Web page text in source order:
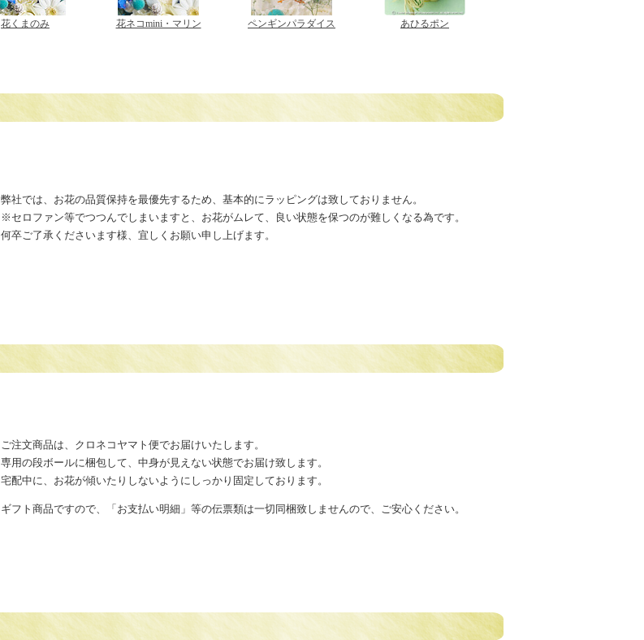
花くまのみ 花ネコmini・マリン ペンギンパラダイス あひるポン
弊社では、お花の品質保持を最優先するため、基本的にラッピングは致しておりません。
※セロファン等でつつんでしまいますと、お花がムレて、良い状態を保つのが難しくなる為です。
何卒ご了承くださいます様、宜しくお願い申し上げます。
ご注文商品は、クロネコヤマト便でお届けいたします。
専用の段ボールに梱包して、中身が見えない状態でお届け致します。
宅配中に、お花が傾いたりしないようにしっかり固定しております。
ギフト商品ですので、「お支払い明細」等の伝票類は一切同梱致しませんので、ご安心ください。